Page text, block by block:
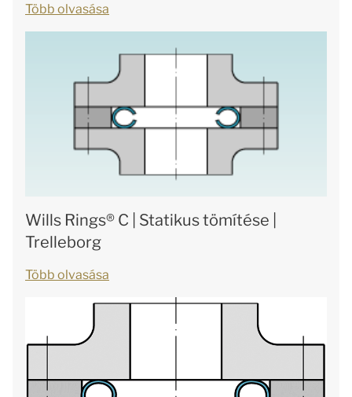
Több olvasása
Wills Rings® C | Statikus tömítése |
Trelleborg
Több olvasása